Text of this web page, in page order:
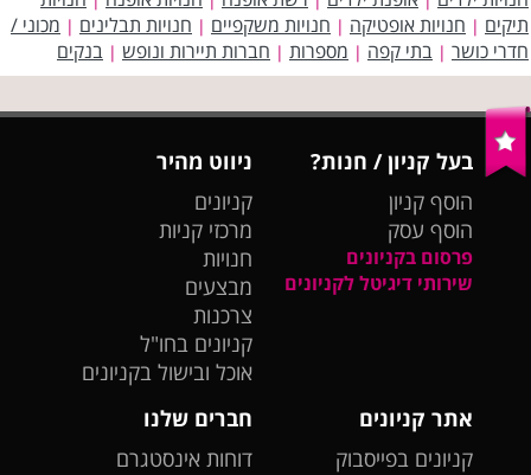
תיקים | חנויות אופטיקה | חנויות משקפיים | חנויות תבלינים | מכוני /
חדרי כושר | בתי קפה | מספרות | חברות תיירות ונופש | בנקים
בעל קניון / חנות?
הוסף קניון
הוסף עסק
פרסום בקניונים
שירותי דיגיטל לקניונים
ניווט מהיר
קניונים
מרכזי קניות
חנויות
מבצעים
צרכנות
קניונים בחו"ל
אוכל ובישול בקניונים
אתר קניונים
קניונים בפייסבוק
חברים שלנו
דוחות אינסטגרם